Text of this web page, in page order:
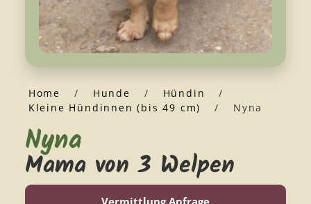
Home / Hunde / Hündin
/
Kleine Hündinnen (bis 49 cm)
/ Nyna
Nyna
Mama von 3 Welpen
Vermittlung Anfrage